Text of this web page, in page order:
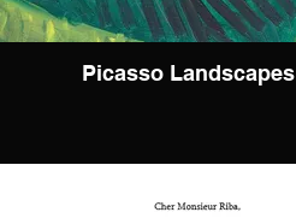
Picasso Landscapes